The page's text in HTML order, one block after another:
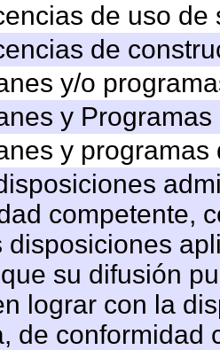
de uso de
de
y/o
y
y
competente,
disposiciones
su difusión
lograr con la
de conformidad